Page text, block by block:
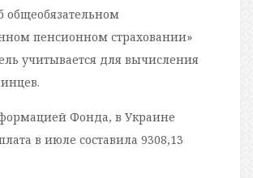
общеобязательном
пенсионном страховании»
учитывается для вычисления
Фонда, в Украине
в июле составила 9308,13